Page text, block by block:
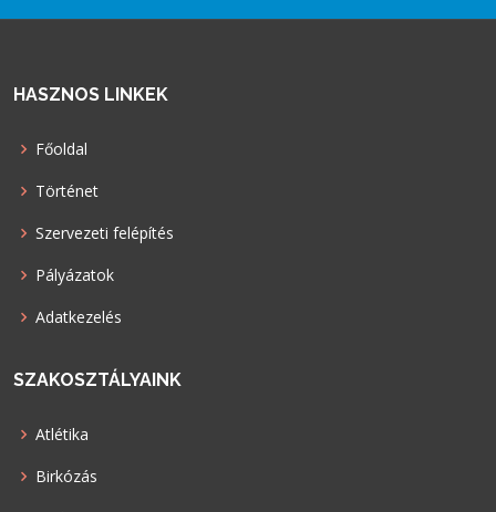
HASZNOS LINKEK
Főoldal
Történet
Szervezeti felépítés
Pályázatok
Adatkezelés
SZAKOSZTÁLYAINK
Atlétika
Birkózás